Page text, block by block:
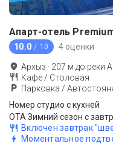
Апарт-отель
10.0 / 10 4 оценки
Архыз · 207 м до реки
Кафе / Столовая
Парковка /
Номер студио с кухней
ОТА Зимний сезон с
Включен завтрак
Моментальное